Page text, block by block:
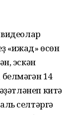
«ижад» өсөн
эскән
14
китә
селтәргә